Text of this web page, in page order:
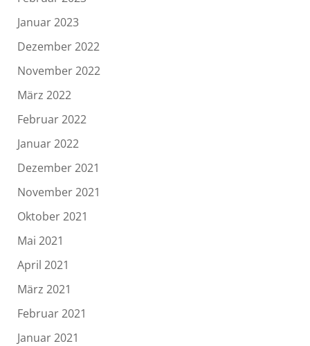
Januar 2023
Dezember 2022
November 2022
März 2022
Februar 2022
Januar 2022
Dezember 2021
November 2021
Oktober 2021
Mai 2021
April 2021
März 2021
Februar 2021
Januar 2021